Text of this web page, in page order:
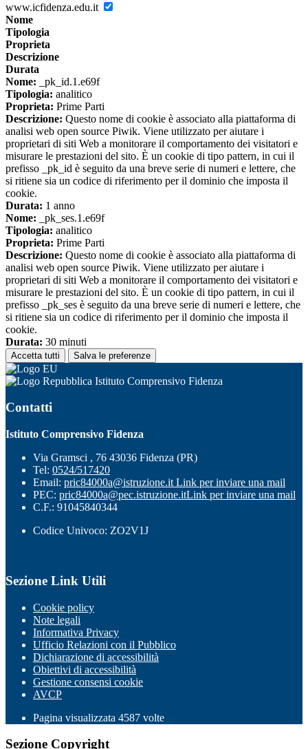
www.icfidenza.edu.it
Nome
Tipologia
Proprieta
Descrizione
Durata
Nome: _pk_id.1.e69f
Tipologia: analitico
Proprieta: Prime Parti
Descrizione: Questo nome di cookie è associato alla piattaforma di
analisi web open source Piwik. Viene utilizzato per aiutare i
proprietari di siti Web a monitorare il comportamento dei visitatori e
misurare le prestazioni del sito. È un cookie di tipo pattern, in cui il
prefisso _pk_id è seguito da una breve serie di numeri e lettere, che
si ritiene sia un codice di riferimento per il dominio che imposta il
cookie.
Durata: 1 anno
Nome: _pk_ses.1.e69f
Tipologia: analitico
Proprieta: Prime Parti
Descrizione: Questo nome di cookie è associato alla piattaforma di
analisi web open source Piwik. Viene utilizzato per aiutare i
proprietari di siti Web a monitorare il comportamento dei visitatori e
misurare le prestazioni del sito. È un cookie di tipo pattern, in cui il
prefisso _pk_ses è seguito da una breve serie di numeri e lettere, che
si ritiene sia un codice di riferimento per il dominio che imposta il
cookie.
Durata: 30 minuti
Accetta tutti Salva le preferenze
Istituto Comprensivo Fidenza
Contatti
Istituto Comprensivo Fidenza
Via Gramsci , 76 43036 Fidenza (PR)
Tel: 0524/517420
Email: pric84000a@istruzione.it Link per inviare una mail
PEC: pric84000a@pec.istruzione.itLink per inviare una mail
C.F.: 91045840344
Codice Univoco: ZO2V1J
Sezione Link Utili
Cookie policy
Note legali
Informativa Privacy
Ufficio Relazioni con il Pubblico
Dichiarazione di accessibilità
Obiettivi di accessibilità
Gestione consensi cookie
AVCP
Pagina visualizzata 4587 volte
Sezione Copyright